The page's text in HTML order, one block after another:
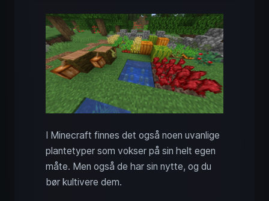
I Minecraft finnes det også noen uvanlige
plantetyper som vokser på sin helt egen
måte. Men også de har sin nytte, og du
bør kultivere dem.